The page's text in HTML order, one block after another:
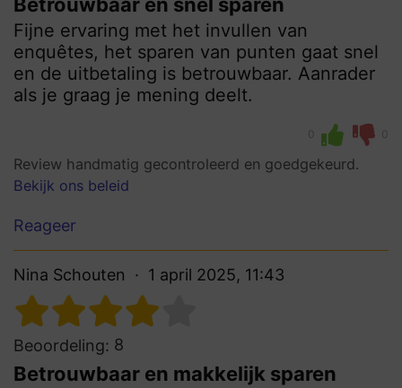
Fijne ervaring met het invullen van
enquêtes, het sparen van punten gaat snel
en de uitbetaling is betrouwbaar. Aanrader
als je graag je mening deelt.
0 0
Review handmatig gecontroleerd en goedgekeurd.
Bekijk ons beleid
Reageer
Nina Schouten 1 april 2025, 11:43
Beoordeling: 8
Betrouwbaar en makkelijk sparen